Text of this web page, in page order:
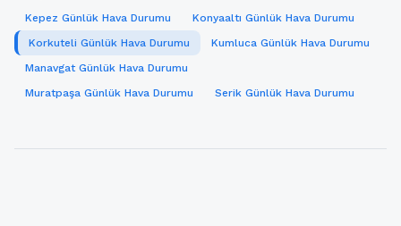
Kepez Günlük Hava Durumu
Konyaaltı Günlük Hava Durumu
Korkuteli Günlük Hava Durumu
Kumluca Günlük Hava Durumu
Manavgat Günlük Hava Durumu
Muratpaşa Günlük Hava Durumu
Serik Günlük Hava Durumu